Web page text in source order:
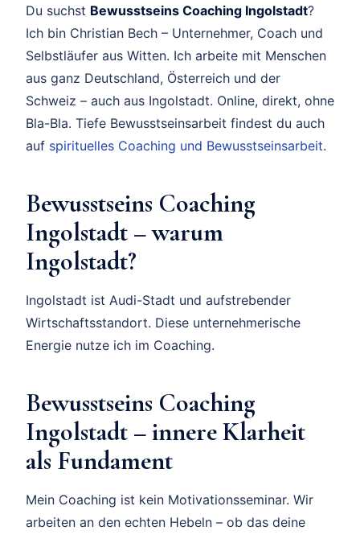
Du suchst Bewusstseins Coaching Ingolstadt?
Ich bin Christian Bech – Unternehmer, Coach und
Selbstläufer aus Witten. Ich arbeite mit Menschen
aus ganz Deutschland, Österreich und der
Schweiz – auch aus Ingolstadt. Online, direkt, ohne
Bla-Bla. Tiefe Bewusstseinsarbeit findest du auch
auf spirituelles Coaching und Bewusstseinsarbeit.
Bewusstseins Coaching
Ingolstadt – warum
Ingolstadt?
Ingolstadt ist Audi-Stadt und aufstrebender
Wirtschaftsstandort. Diese unternehmerische
Energie nutze ich im Coaching.
Bewusstseins Coaching
Ingolstadt – innere Klarheit
als Fundament
Mein Coaching ist kein Motivationsseminar. Wir
arbeiten an den echten Hebeln – ob das deine